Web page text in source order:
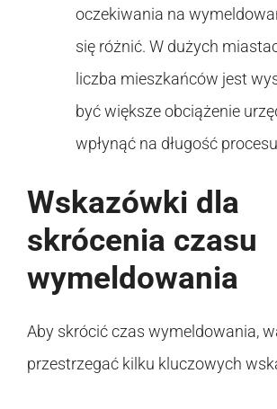
oczekiwania na
się różnić. W dużych
liczba mieszkańców jest
być większe obciążenie
wpłynąć na długość
Wskazówki dla
skrócenia czasu
wymeldowania
Aby skrócić czas wymeldowania,
przestrzegać kilku kluczowych